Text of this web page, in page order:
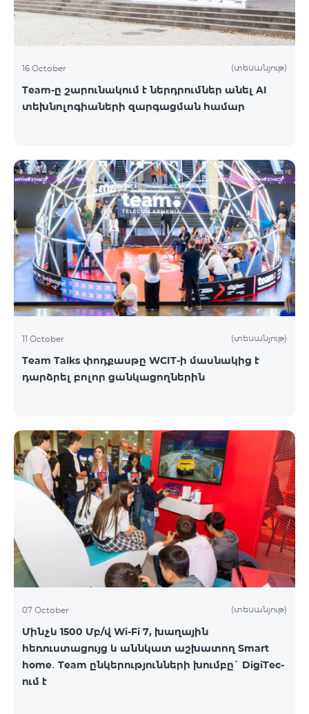
16 October (տեսանյութ)
Team-ը շարունակում է ներդրումներ անել AI
տեխնոլոգիաների զարգացման համար
11 October (տեսանյութ)
Team Talks փոդքասթը WCIT-ի մասնակից է
դարձրել բոլոր ցանկացողներին
07 October (տեսանյութ)
Մինչև 1500 Մբ/վ Wi-Fi 7, խաղային
հեռուստացույց և աննկատ աշխատող Smart
home․ Team ընկերությունների խումբը` DigiTec-
ում է